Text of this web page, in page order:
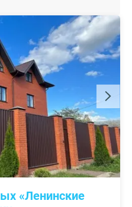
«Ленинские